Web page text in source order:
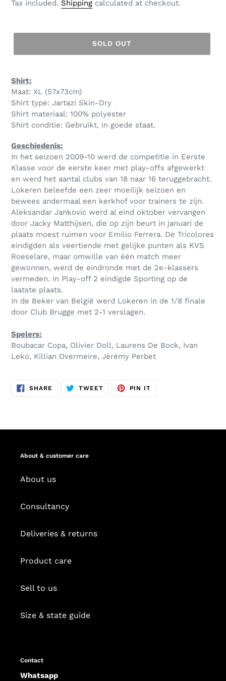
Tax included. Shipping calculated at checkout.
SOLD OUT
Shirt:
Maat: XL (57x73cm)
Shirt type: Jartazi Skin-Dry
Shirt materiaal: 100% polyester
Shirt conditie: Gebruikt, in goede staat.
Geschiedenis:
In het seizoen 2009-10 werd de competitie in Eerste
Klasse voor de eerste keer met play-offs afgewerkt
en werd het aantal clubs van 18 naar 16 teruggebracht.
Lokeren beleefde een zeer moeilijk seizoen en
bewees andermaal een kerkhof voor trainers te zijn.
Aleksandar Jankovic werd al eind oktober vervangen
door Jacky Matthijsen, die op zijn beurt in januari de
plaats moest ruimen voor Emilio Ferrera. De Tricolores
eindigden als veertiende met gelijke punten als KVS
Roeselare, maar omwille van één match meer
gewonnen, werd de eindronde met de 2e-klassers
vermeden. In Play-off 2 eindigde Sporting op de
laatste plaats.
In de Beker van België werd Lokeren in de 1/8 finale
door Club Brugge met 2-1 verslagen.
Spelers:
Boubacar Copa, Olivier Doll, Laurens De Bock, Ivan
Leko, Killian Overmeire, Jérémy Perbet
SHARE SHARE
TWEETTWEET
PIN IT
About & customer care
About us
Consultancy
Deliveries & returns
Product care
Sell to us
Size & state guide
Contact
Whatsapp